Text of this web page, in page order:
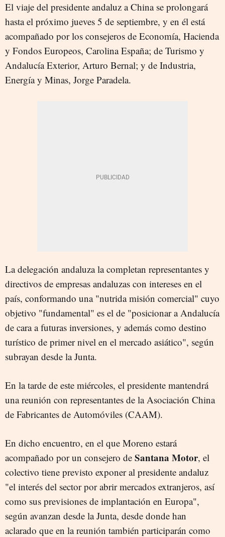
El viaje del presidente andaluz a China se prolongará
hasta el próximo jueves 5 de septiembre, y en él está
acompañado por los consejeros de Economía, Hacienda
y Fondos Europeos, Carolina España; de Turismo y
Andalucía Exterior, Arturo Bernal; y de Industria,
Energía y Minas, Jorge Paradela.
La delegación andaluza la completan representantes y
directivos de empresas andaluzas con intereses en el
país, conformando una "nutrida misión comercial" cuyo
objetivo "fundamental" es el de "posicionar a Andalucía
de cara a futuras inversiones, y además como destino
turístico de primer nivel en el mercado asiático", según
subrayan desde la Junta.
En la tarde de este miércoles, el presidente mantendrá
una reunión con representantes de la Asociación China
de Fabricantes de Automóviles (CAAM).
En dicho encuentro, en el que Moreno estará
acompañado por un consejero de Santana Motor, el
colectivo tiene previsto exponer al presidente andaluz
"el interés del sector por abrir mercados extranjeros, así
como sus previsiones de implantación en Europa",
según avanzan desde la Junta, desde donde han
aclarado que en la reunión también participarán como